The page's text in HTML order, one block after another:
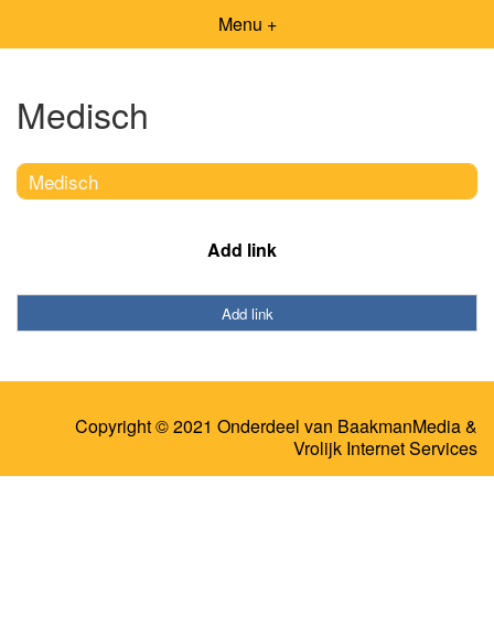
Menu +
Medisch
Medisch
Add link
Add link
Copyright © 2021 Onderdeel van BaakmanMedia&
Vrolijk Internet Services